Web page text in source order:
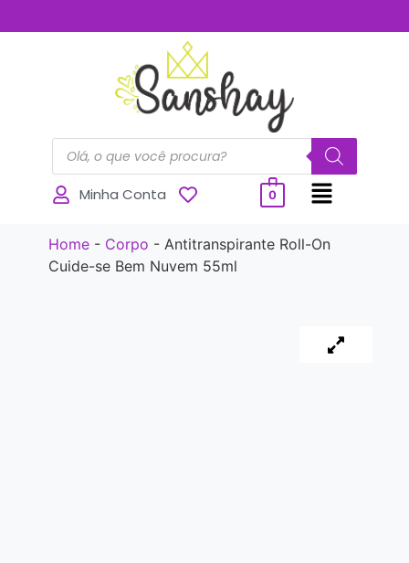
Minha Conta 0
Home- Corpo - Antitranspirante Roll-On
Cuide-se Bem Nuvem 55ml